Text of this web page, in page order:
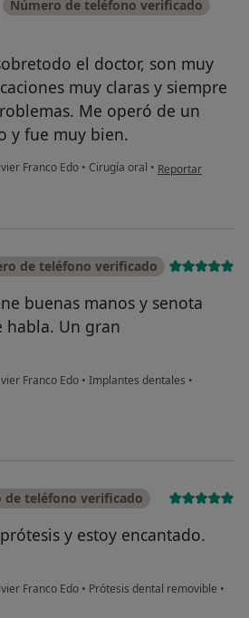
Número de teléfono verificado
el doctor, son muy
muy claras y siempre
Me operó de un
y fue muy bien.
Franco Edo • Cirugía oral • en opinión del
Reportar
de teléfono verificado
buenas manos y senota
habla. Un gran
Franco Edo • Implantes dentales •
C.
de teléfono verificado
y estoy encantado.
Franco Edo • Prótesis dental removible •